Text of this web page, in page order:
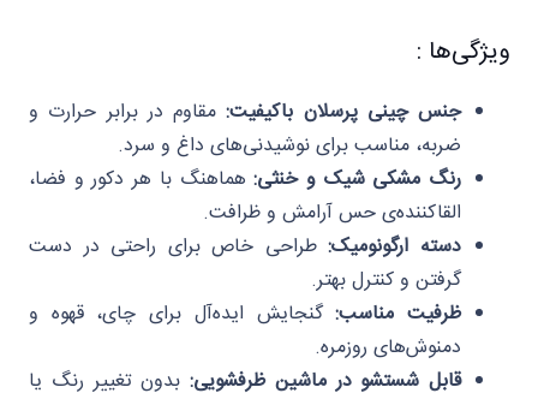
ویژگی‌ها :
جنس چینی پرسلان باکیفیت:مقاوم در برابر حرارت و
ضربه، مناسب برای نوشیدنی‌های داغ و سرد.
رنگ مشکی شیک و خنثی:هماهنگ با هر دکور و فضا،
القاکننده‌ی حس آرامش و ظرافت.
دسته ارگونومیک:طراحی خاص برای راحتی در دست
گرفتن و کنترل بهتر.
ظرفیت مناسب:گنجایش ایده‌آل برای چای، قهوه و
دمنوش‌های روزمره.
قابل شستشو در ماشین ظرفشویی: بدون تغییر رنگ یا